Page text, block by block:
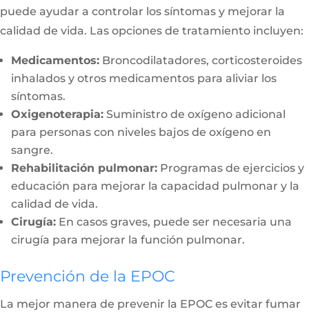
puede ayudar a controlar los síntomas y mejorar la
calidad de vida. Las opciones de tratamiento incluyen:
Medicamentos: Broncodilatadores, corticosteroides
inhalados y otros medicamentos para aliviar los
síntomas.
Oxigenoterapia: Suministro de oxígeno adicional
para personas con niveles bajos de oxígeno en
sangre.
Rehabilitación pulmonar: Programas de ejercicios y
educación para mejorar la capacidad pulmonar y la
calidad de vida.
Cirugía: En casos graves, puede ser necesaria una
cirugía para mejorar la función pulmonar.
Prevención de la EPOC
La mejor manera de prevenir la EPOC es evitar fumar